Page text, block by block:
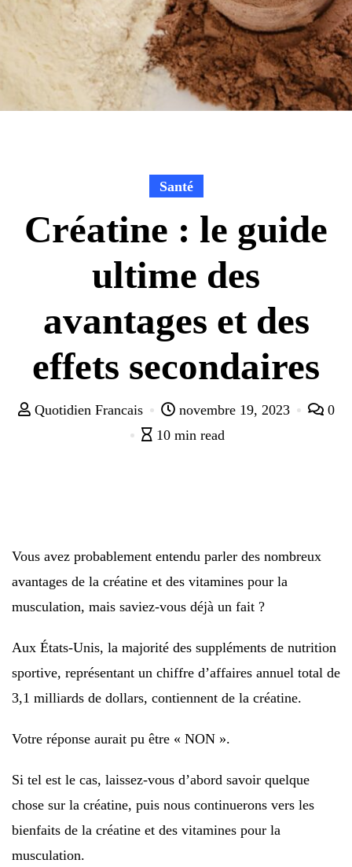
Santé
Créatine : le guide
ultime des
avantages et des
effets secondaires
Quotidien Francais novembre 19, 2023
0
10 min read
Vous avez probablement entendu parler des nombreux
avantages de la créatine et des vitamines pour la
musculation, mais saviez-vous déjà un fait ?
Aux États-Unis, la majorité des suppléments de nutrition
sportive, représentant un chiffre d’affaires annuel total de
3,1 milliards de dollars, contiennent de la créatine.
Votre réponse aurait pu être « NON ».
Si tel est le cas, laissez-vous d’abord savoir quelque
chose sur la créatine, puis nous continuerons vers les
bienfaits de la créatine et des vitamines pour la
musculation.